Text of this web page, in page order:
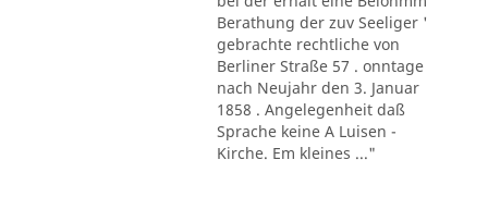
Berathung der zuv Seeliger '
gebrachte rechtliche von
Berliner Straße 57 . onntage
nach Neujahr den 3. Januar
1858 . Angelegenheit daß
Sprache keine A Luisen -
Kirche. Em kleines ..."